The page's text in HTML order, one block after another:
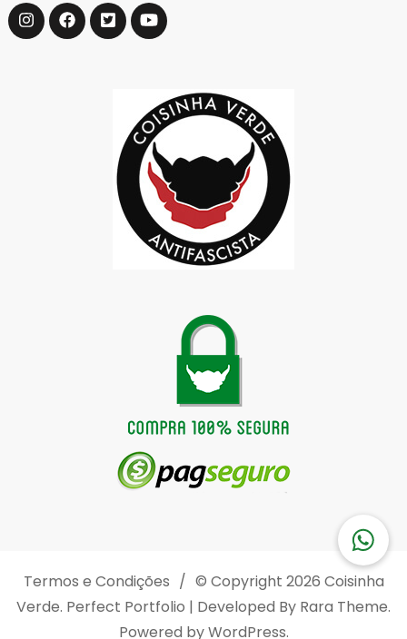
Termos e Condições © Copyright 2026 Coisinha
Verde. Perfect Portfolio | Developed By Rara Theme.
Powered byWordPress.